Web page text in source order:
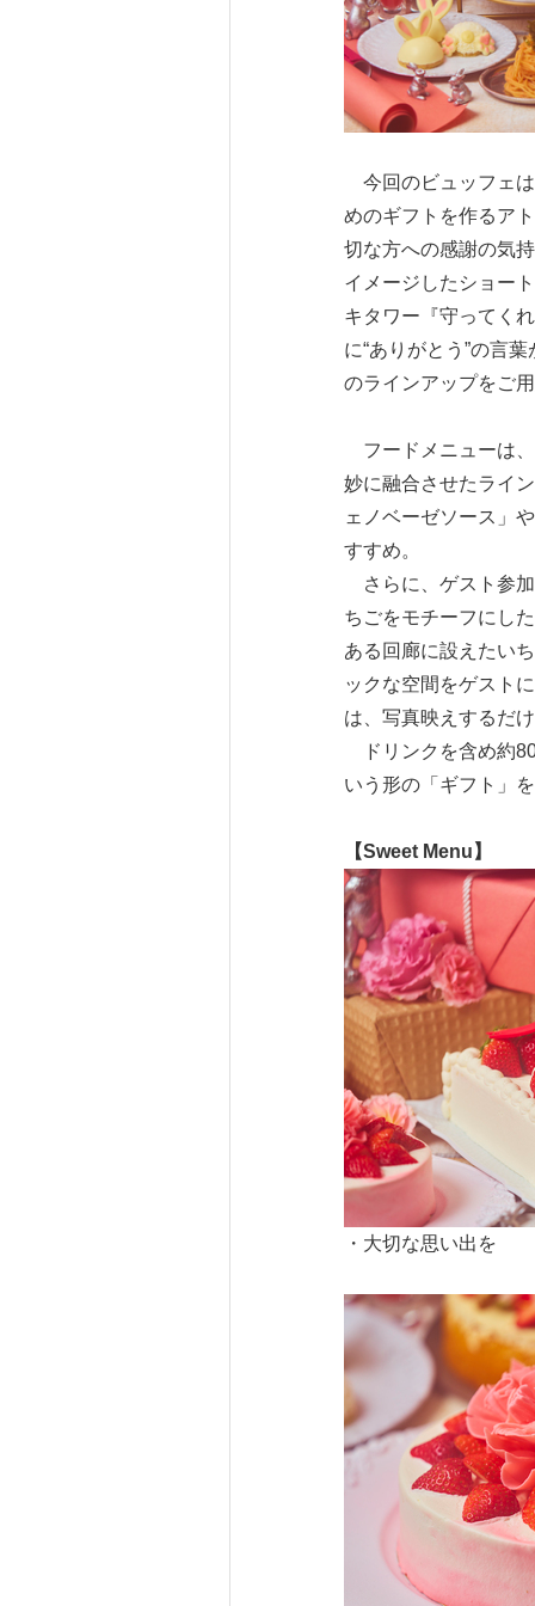
今回のビュッフェは
めのギフトを作るア
切な方への感謝の気
イメージしたショー
キタワー『守ってく
に“ありがとう”の言
のラインアップをご
フードメニューは、
妙に融合させたライ
ェノベーゼソース」
すすめ。
さらに、ゲスト参加
ちごをモチーフにし
ある回廊に設えたい
ックな空間をゲスト
は、写真映えするだ
ドリンクを含め約
いう形の「ギフト」
【Sweet Menu 】
・大切な思い出を